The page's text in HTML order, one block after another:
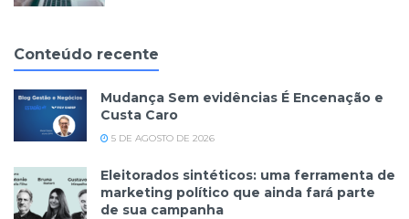
Conteúdo recente
Mudança Sem evidências É Encenação e
Custa Caro
5 DE AGOSTO DE 2026
Eleitorados sintéticos: uma ferramenta de
marketing político que ainda fará parte
de sua campanha